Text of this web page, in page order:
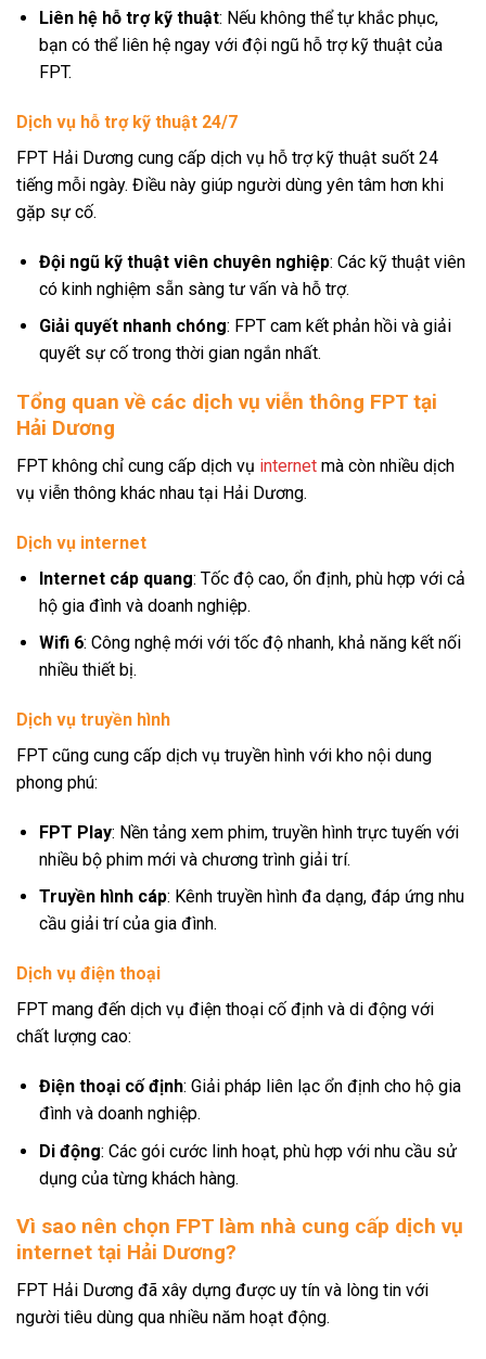
Liên hệ hỗ trợ kỹ thuật: Nếu không thể tự khắc phục,
bạn có thể liên hệ ngay với đội ngũ hỗ trợ kỹ thuật của
FPT.
Dịch vụ hỗ trợ kỹ thuật 24/7
FPT Hải Dương cung cấp dịch vụ hỗ trợ kỹ thuật suốt 24
tiếng mỗi ngày. Điều này giúp người dùng yên tâm hơn khi
gặp sự cố.
Đội ngũ kỹ thuật viên chuyên nghiệp: Các kỹ thuật viên
có kinh nghiệm sẵn sàng tư vấn và hỗ trợ.
Giải quyết nhanh chóng: FPT cam kết phản hồi và giải
quyết sự cố trong thời gian ngắn nhất.
Tổng quan về các dịch vụ viễn thông FPT tại
Hải Dương
FPT không chỉ cung cấp dịch vụ internet mà còn nhiều dịch
vụ viễn thông khác nhau tại Hải Dương.
Dịch vụ internet
Internet cáp quang: Tốc độ cao, ổn định, phù hợp với cả
hộ gia đình và doanh nghiệp.
Wifi 6: Công nghệ mới với tốc độ nhanh, khả năng kết nối
nhiều thiết bị.
Dịch vụ truyền hình
FPT cũng cung cấp dịch vụ truyền hình với kho nội dung
phong phú:
FPT Play: Nền tảng xem phim, truyền hình trực tuyến với
nhiều bộ phim mới và chương trình giải trí.
Truyền hình cáp: Kênh truyền hình đa dạng, đáp ứng nhu
cầu giải trí của gia đình.
Dịch vụ điện thoại
FPT mang đến dịch vụ điện thoại cố định và di động với
chất lượng cao:
Điện thoại cố định: Giải pháp liên lạc ổn định cho hộ gia
đình và doanh nghiệp.
Di động: Các gói cước linh hoạt, phù hợp với nhu cầu sử
dụng của từng khách hàng.
Vì sao nên chọn FPT làm nhà cung cấp dịch vụ
internet tại Hải Dương?
FPT Hải Dương đã xây dựng được uy tín và lòng tin với
người tiêu dùng qua nhiều năm hoạt động.